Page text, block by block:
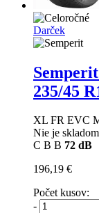
Darček
235/45
XL FR EVC
Nie je skladom
C B B 72 dB
196,19 €
Počet kusov:
-